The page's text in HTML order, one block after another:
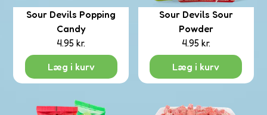
Sour Devils Popping
Candy
4.95 kr.
Læg i kurv
Sour Devils Sour
Powder
4.95 kr.
Læg i kurv